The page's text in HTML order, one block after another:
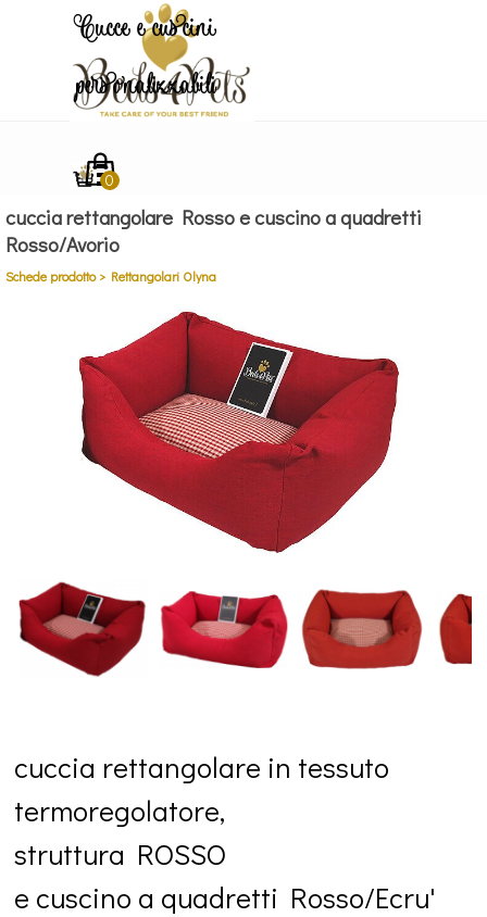
Salta menù
Cucce e cuscini
personalizzabili
cuccia rettangolare Rosso e cuscino a quadretti
Rosso/Avorio
Schede prodotto > Rettangolari Olyna
cuccia rettangolare in tessuto
termoregolatore,
struttura ROSSO
e cuscino a quadretti Rosso/Ecru'